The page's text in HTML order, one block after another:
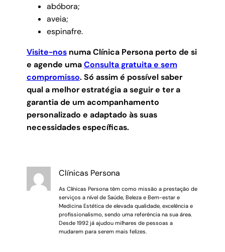
abóbora;
aveia;
espinafre.
Visite-nosnuma Clínica Persona perto de si
e agende umaConsulta gratuita e sem
compromisso. Só assim é possível saber
qual a melhor estratégia a seguir e ter a
garantia de um acompanhamento
personalizado e adaptado às suas
necessidades específicas.
Clínicas Persona
As Clínicas Persona têm como missão a prestação de
serviços a nível de Saúde, Beleza e Bem-estar e
Medicina Estética de elevada qualidade, excelência e
profissionalismo, sendo uma referência na sua área.
Desde 1992 já ajudou milhares de pessoas a
mudarem para serem mais felizes.